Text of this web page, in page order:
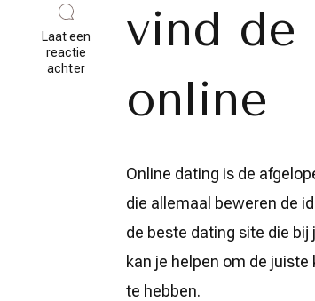
Laat een
reactie
achterop
vind de
online
Online dating is de
die allemaal beweren de
de beste dating site die
kan je helpen om de
te hebben.